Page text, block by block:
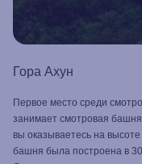
Гора Ахун
Первое место среди
занимает смотровая
вы оказываетесь на
башня была построена в